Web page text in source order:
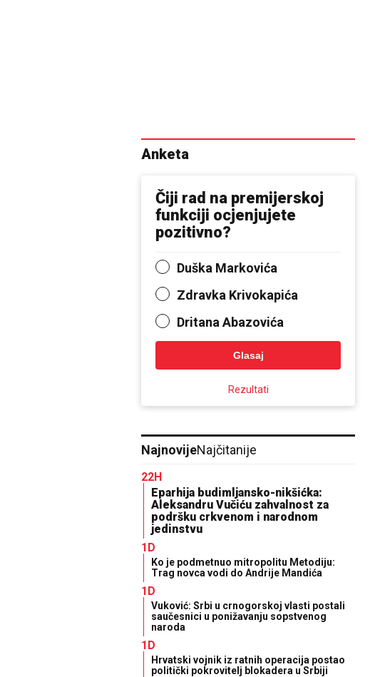
Anketa
Čiji rad na premijerskoj
funkciji ocjenjujete
pozitivno?
Duška Markovića
Zdravka Krivokapića
Dritana Abazovića
Glasaj
Rezultati
NajnovijeNajčitanije
22H
Eparhija budimljansko-nikšićka:
Aleksandru Vučiću zahvalnost za
podršku crkvenom i narodnom
jedinstvu
1D
Ko je podmetnuo mitropolitu Metodiju:
Trag novca vodi do Andrije Mandića
1D
Vuković: Srbi u crnogorskoj vlasti postali
saučesnici u ponižavanju sopstvenog
naroda
1D
Hrvatski vojnik iz ratnih operacija postao
politički pokrovitelj blokadera u Srbiji